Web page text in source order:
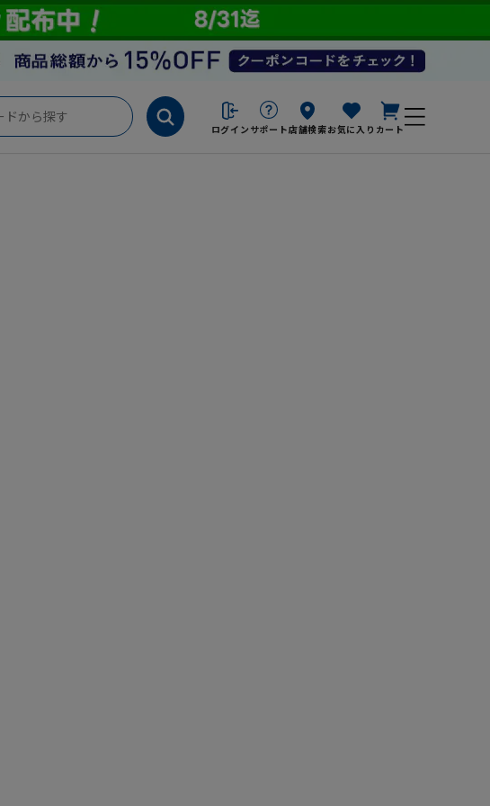
ログイン サポート店舗検索お気に入り カート